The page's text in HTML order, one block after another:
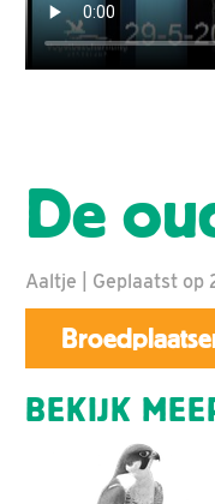
De
Aaltje | Geplaatst op
BEKIJK